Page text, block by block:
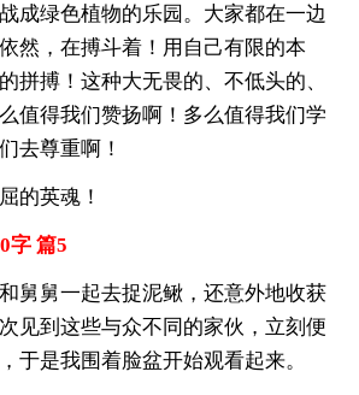
成绿色植物的乐园。大家都在一边
然，在搏斗着！用自己有限的本
拼搏！这种大无畏的、不低头的、
值得我们赞扬啊！多么值得我们学
去尊重啊！
的英魂！
字 篇5
舅舅一起去捉泥鳅，还意外地收获
见到这些与众不同的家伙，立刻便
于是我围着脸盆开始观看起来。